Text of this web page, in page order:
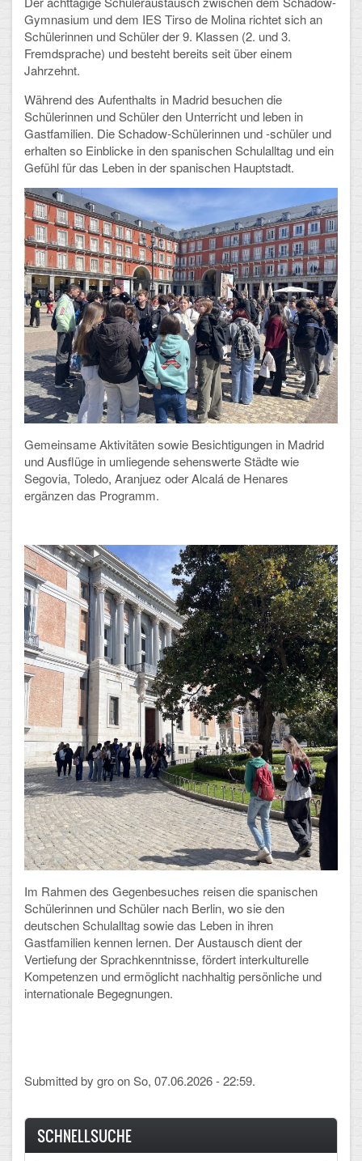
Schulalbum
SCHULLEBEN
Kollegium
Schulleitung
Schülervertretung
Gesamtelternvertretung
Sekretariat
Ganztagsschule
Schulsozialarbeit
Berufsorientierung
Arbeitsgemeinschaften
Klima-Projekt
Elternchor
Förderverein
Schulzeitung: Der Gottfried
FÄCHER
Deutsch und Fremdsprachen
Ethik, Philosophie und Religion
Gesellschaftswissenschaften
Mathematik, Informatik und Naturwissenschaften
Musische Fächer
Sport
ORGANISATION
Abitur
Freistellung/Entschuldigung
Kurswahl 10. Kl.
Umwahl 11. Kl.
TERMINE
CLOUD
Lernraum Berlin
Gymnasium und dem IES Tirso de Molina richtet sich an
Schülerinnen und Schüler der 9. Klassen (2. und 3.
Fremdsprache) und besteht bereits seit über einem
Jahrzehnt.
Während des Aufenthalts in Madrid besuchen die
Schülerinnen und Schüler den Unterricht und leben in
Gastfamilien. Die Schadow-Schülerinnen und -schüler und
erhalten so Einblicke in den spanischen Schulalltag und ein
Gefühl für das Leben in der spanischen Hauptstadt.
Gemeinsame Aktivitäten sowie Besichtigungen in Madrid
und Ausflüge in umliegende sehenswerte Städte wie
Segovia, Toledo, Aranjuez oder Alcalá de Henares
ergänzen das Programm.
Im Rahmen des Gegenbesuches reisen die spanischen
Schülerinnen und Schüler nach Berlin, wo sie den
deutschen Schulalltag sowie das Leben in ihren
Gastfamilien kennen lernen. Der Austausch dient der
Vertiefung der Sprachkenntnisse, fördert interkulturelle
Kompetenzen und ermöglicht nachhaltig persönliche und
internationale Begegnungen.
Submitted by groon So, 07.06.2026 - 22:59.
SCHNELLSUCHE